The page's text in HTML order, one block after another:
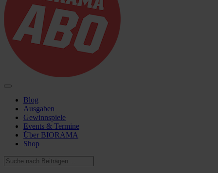
Blog
Ausgaben
Gewinnspiele
Events & Termine
Über BIORAMA
Shop